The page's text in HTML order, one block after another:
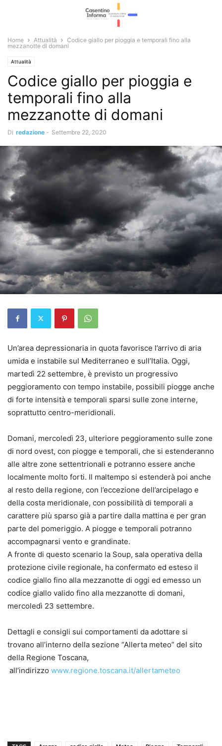
Home Attualità
Codice giallo per pioggia e temporali fino alla
mezzanotte di domani
Attualità
Codice giallo per pioggia e
temporali fino alla
mezzanotte di domani
Di redazione - Settembre 22, 2020
Un’area depressionaria in quota favorisce l’arrivo di aria
umida e instabile sul Mediterraneo e sull’Italia. Oggi,
martedì 22 settembre, è previsto un progressivo
peggioramento con tempo instabile, possibili piogge anche
di forte intensità e temporali sparsi sulle zone interne,
soprattutto centro-meridionali.
Domani, mercoledì 23, ulteriore peggioramento sulle zone
di nord ovest, con piogge e temporali, che si estenderanno
alle altre zone settentrionali e potranno essere anche
localmente molto forti. Il maltempo si estenderà poi anche
al resto della regione, con l’eccezione dell’arcipelago e
della costa meridionale, con possibilità di temporali a
carattere più sparso già a partire dalla mattina e per gran
parte del pomeriggio. A piogge e temporali potranno
accompagnarsi vento e grandinate.
A fronte di questo scenario la Soup, sala operativa della
protezione civile regionale, ha confermato ed esteso il
codice giallo fino alla mezzanotte di oggi ed emesso un
codice giallo valido fino alla mezzanotte di domani,
mercoledì 23 settembre.
Dettagli e consigli sui comportamenti da adottare si
trovano all’interno della sezione “Allerta meteo” del sito
della Regione Toscana,
all’indirizzo www.regione.toscana.it/allertameteo